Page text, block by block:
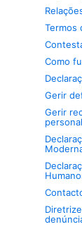
Termos
Como
Gerir
Gerir